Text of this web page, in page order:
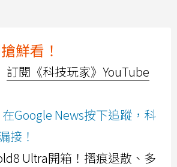
鮮看！
訂閱《科技玩家》YouTube
Google News按下追蹤，科
接！
Ultra開箱！摺痕退散、多